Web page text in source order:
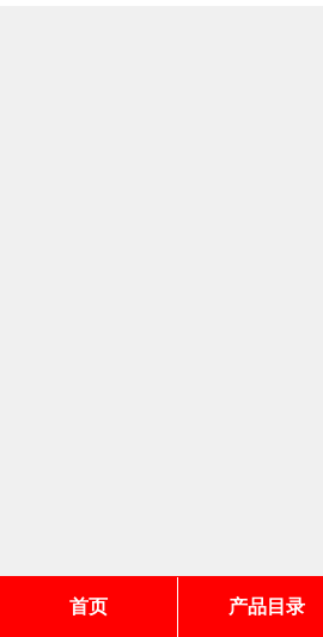
首页 产品目录